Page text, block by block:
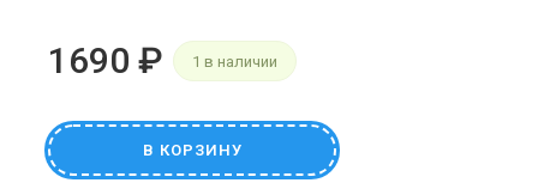
1690 ₽ 1 в наличии
В КОРЗИНУ